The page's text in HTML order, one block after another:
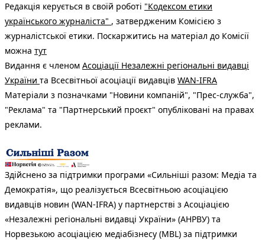
Редакція керується в своїй роботі "Кодексом етики
українського журналіста" , затвердженим Комісією з
журналістської етики. Поскаржитись на матеріал до Комісії
можна тут
Видання є членом Асоціації Незалежні регіональні видавці
України та Всесвітньої асоціації видавців WAN-IFRA
Матеріали з позначками "Новини компаній", "Прес-служба",
"Реклама" та "Партнерський проєкт" опубліковані на правах
реклами.
Здійснено за підтримки програми «Сильніші разом: Медіа та
Демократія», що реалізується Всесвітньою асоціацією
видавців новин (WAN-IFRA) у партнерстві з Асоціацією
«Незалежні регіональні видавці України» (АНРВУ) та
Норвезькою асоціацією медіабізнесу (MBL) за підтримки